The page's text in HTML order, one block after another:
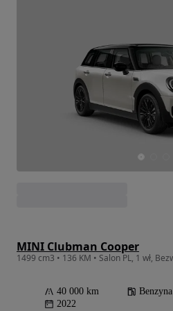
MINI Clubman Cooper
40 000 km Benzyna
2022